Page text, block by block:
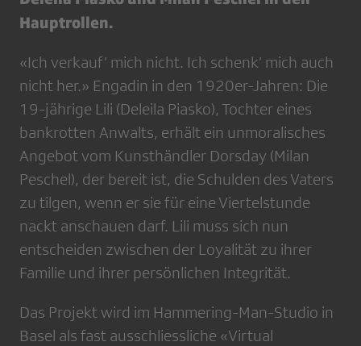
Hauptrollen.
«Ich verkauf’ mich nicht. Ich schenk’ mich auch
nicht her.» Engadin in den 1920er-Jahren: Die
19-jährige Lili (Deleila Piasko), Tochter eines
bankrotten Anwalts, erhält ein unmoralisches
Angebot vom Kunsthändler Dorsday (Milan
Peschel), der bereit ist, die Schulden des Vaters
zu tilgen, wenn er sie für eine Viertelstunde
nackt anschauen darf. Lili muss sich nun
entscheiden zwischen der Loyalität zu ihrer
Familie und ihrer persönlichen Integrität.
Das Projekt wird im Hammering-Man-Studio in
Basel als fast ausschliessliche «Virtual